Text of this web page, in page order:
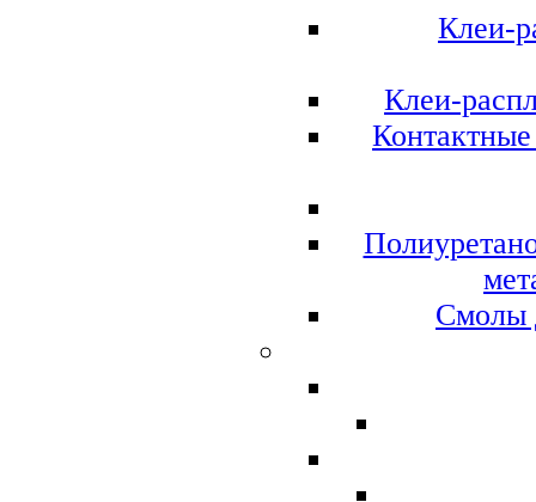
Клеи-
Клеи-
Смолы